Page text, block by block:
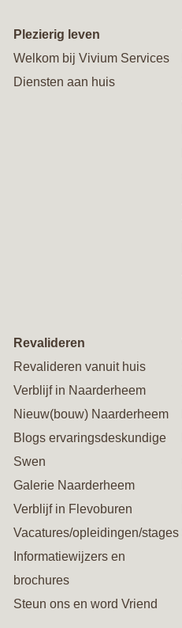
Plezierig leven
Welkom bij Vivium Services
Diensten aan huis
Revalideren
Revalideren vanuit huis
Verblijf in Naarderheem
Nieuw(bouw) Naarderheem
Blogs ervaringsdeskundige
Swen
Galerie Naarderheem
Verblijf in Flevoburen
Vacatures/opleidingen/stages
Informatiewijzers en
brochures
Steun ons en word Vriend